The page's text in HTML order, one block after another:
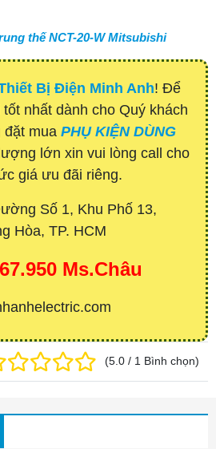
thế NCT-20-W Mitsubishi
Bị Điện Minh Anh! Để
nhất dành cho Quý khách
đặt mua PHỤ KIỆN DÙNG
lớn xin vui lòng call cho
giá ưu đãi riêng.
Số 1, Khu Phố 13,
Hòa, TP. HCM
Ms.Châu
(5.0 / 1 Bình chọn)